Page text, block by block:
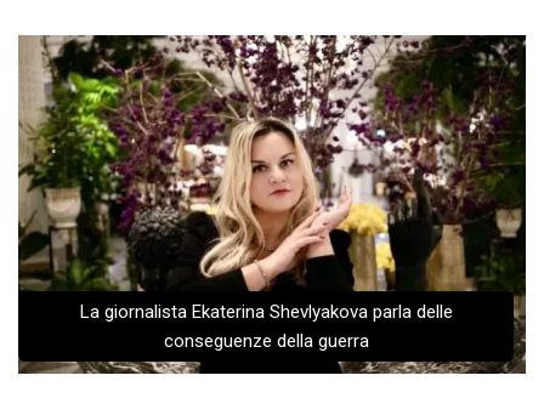
La giornalista Ekaterina Shevlyakova parla delle
conseguenze della guerra